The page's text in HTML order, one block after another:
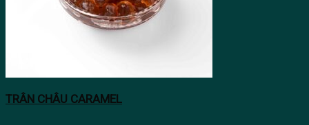
TRÂN CHÂU CARAMEL